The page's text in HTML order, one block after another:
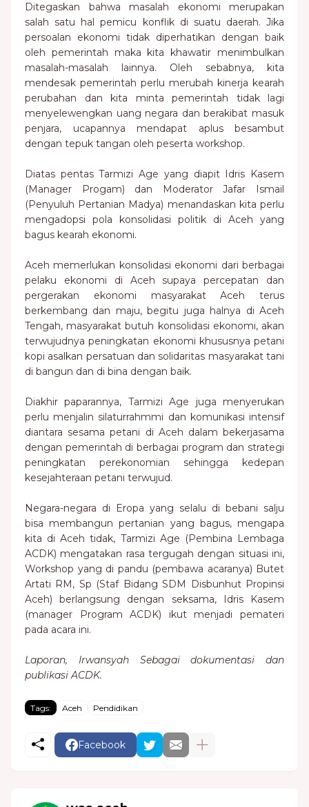
Ditegaskan bahwa masalah ekonomi merupakan
salah satu hal pemicu konflik di suatu daerah. Jika
persoalan ekonomi tidak diperhatikan dengan baik
oleh pemerintah maka kita khawatir menimbulkan
masalah-masalah lainnya. Oleh sebabnya, kita
mendesak pemerintah perlu merubah kinerja kearah
perubahan dan kita minta pemerintah tidak lagi
menyelewengkan uang negara dan berakibat masuk
penjara, ucapannya mendapat aplus besambut
dengan tepuk tangan oleh peserta workshop.
Diatas pentas Tarmizi Age yang diapit Idris Kasem
(Manager Progam) dan Moderator Jafar Ismail
(Penyuluh Pertanian Madya) menandaskan kita perlu
mengadopsi pola konsolidasi politik di Aceh yang
bagus kearah ekonomi.
Aceh memerlukan konsolidasi ekonomi dari berbagai
pelaku ekonomi di Aceh supaya percepatan dan
pergerakan ekonomi masyarakat Aceh terus
berkembang dan maju, begitu juga halnya di Aceh
Tengah, masyarakat butuh konsolidasi ekonomi, akan
terwujudnya peningkatan ekonomi khususnya petani
kopi asalkan persatuan dan solidaritas masyarakat tani
di bangun dan di bina dengan baik.
Diakhir paparannya, Tarmizi Age juga menyerukan
perlu menjalin silaturrahmmi dan komunikasi intensif
diantara sesama petani di Aceh dalam bekerjasama
dengan pemerintah di berbagai program dan strategi
peningkatan perekonomian sehingga kedepan
kesejahteraan petani terwujud.
Negara-negara di Eropa yang selalu di bebani salju
bisa membangun pertanian yang bagus, mengapa
kita di Aceh tidak, Tarmizi Age (Pembina Lembaga
ACDK) mengatakan rasa tergugah dengan situasi ini,
Workshop yang di pandu (pembawa acaranya) Butet
Artati RM, Sp (Staf Bidang SDM Disbunhut Propinsi
Aceh) berlangsung dengan seksama, Idris Kasem
(manager Program ACDK) ikut menjadi pemateri
pada acara ini.
Laporan, Irwansyah Sebagai dokumentasi dan
publikasi ACDK.
Tags: Aceh Pendidikan
Facebook